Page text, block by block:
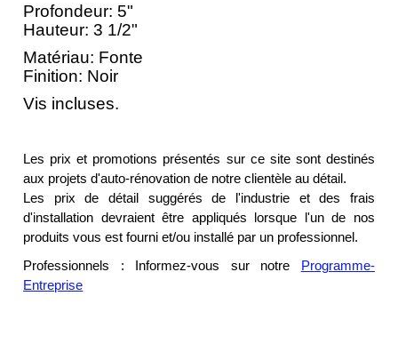
Profondeur: 5"
Hauteur: 3 1/2"
Matériau: Fonte
Finition: Noir
Vis incluses.
Les prix et promotions présentés sur ce site sont destinés
aux projets d'auto-rénovation de notre clientèle au détail.
Les prix de détail suggérés de l'industrie et des frais
d'installation devraient être appliqués lorsque l'un de nos
produits vous est fourni et/ou installé par un professionnel.
Professionnels : Informez-vous sur notre
Programme-
Entreprise